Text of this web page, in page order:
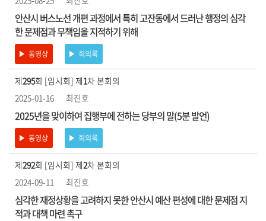
검
색
안산시 버스노선 개편 과정에서 특히 고잔동에서 드러난 행정의 심각
한 문제점과 무책임을 지적하기 위해
동영상 회의록
제295회 [임시회] 제1차 본회의
2025-01-16
최진호
2025년을 맞이하여 집행부에 전하는 당부의 말(5분 발언)
동영상 회의록
제292회 [임시회] 제2차 본회의
2024-09-11
최진호
심각한 재정상황을 고려하지 못한 안산시 예산 편성에 대한 문제점 지
적과 대책 마련 촉구